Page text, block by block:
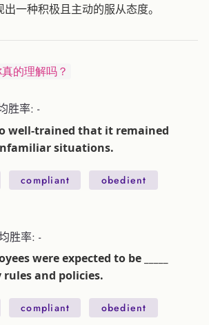
一种积极且主动的服从态度。
的理解吗？
胜率: -
well-trained that it remained
unfamiliar situations.
compliant obedient
胜率: -
were expected to be _____
and policies.
compliant obedient